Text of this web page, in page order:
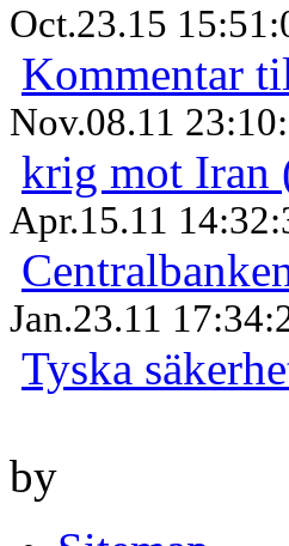
Oct.23.15
Kommentar
Nov.08.11
krig mot Iran
Apr.15.11
Jan.23.11
Tyska
by